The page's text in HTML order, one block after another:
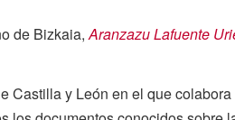
de Bizkaia,Aranzazu Lafuente
Castilla y León en el que colabora